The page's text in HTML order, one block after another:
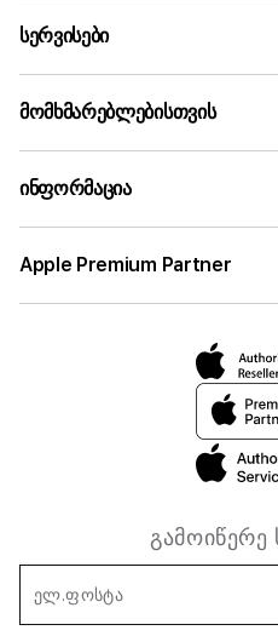
სერვისები
მომხმარებლებისთვის
ინფორმაცია
Apple Premium Partner
გამოიწერე
ელ.ფოსტა